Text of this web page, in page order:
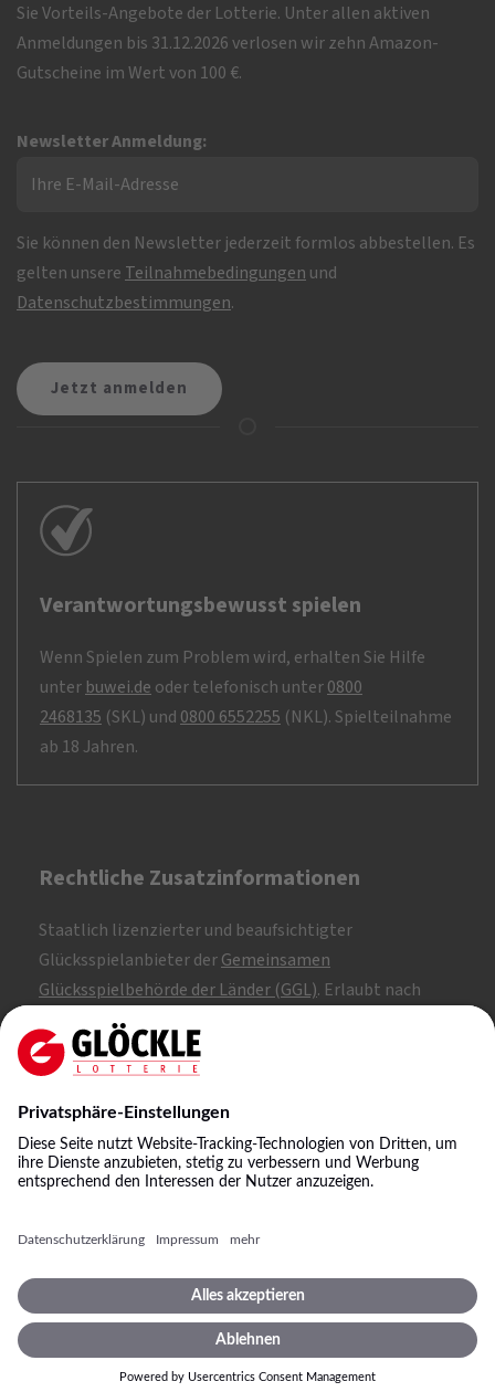
Sie Vorteils-Angebote der Lotterie. Unter allen aktiven
Anmeldungen bis 31.12.2026 verlosen wir zehn Amazon-
Gutscheine im Wert von 100 €.
Newsletter Anmeldung:
Sie können den Newsletter jederzeit formlos abbestellen. Es
gelten unsere Teilnahmebedingungen und
Datenschutzbestimmungen.
Verantwortungsbewusst spielen
Wenn Spielen zum Problem wird, erhalten Sie Hilfe
unter buwei.de oder telefonisch unter0800
2468135 (SKL) und 0800 6552255 (NKL). Spielteilnahme
ab 18 Jahren.
Rechtliche Zusatzinformationen
Staatlich lizenzierter und beaufsichtigter
Glücksspielanbieter derGemeinsamen
Glücksspielbehörde der Länder (GGL). Erlaubt nach
Whitelist.
SKL: 1, 2, 3
NKL: A, B, C
& Co. KG
Spielbedingungen
Datenschutzeinstellungen